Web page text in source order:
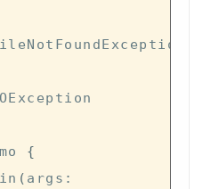
{
( args :